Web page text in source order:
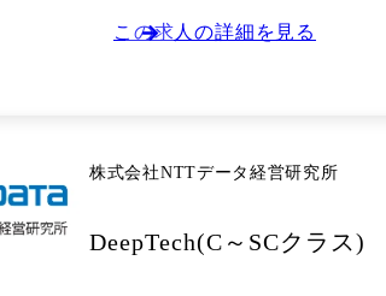
はセールス活動および社内のマネジメント・事
この求人の詳細を見る
株式会社NTTデータ経営研究所
DeepTech(C～SCクラス)